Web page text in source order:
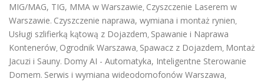
MIG/MAG, TIG, MMA w Warszawie, Czyszczenie Laserem w
Warszawie. Czyszczenie naprawa, wymiana i montaż rynien,
Usługi szlifierką kątową z Dojazdem, Spawanie i Naprawa
Kontenerów, Ogrodnik Warszawa, Spawacz z Dojazdem, Montaż
Jacuzi i Sauny. Domy AI - Automatyka, Inteligentne Sterowanie
Domem. Serwis i wymiana wideodomofonów Warszawa,